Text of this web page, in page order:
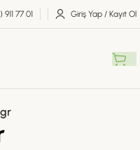
911 77 01 Giriş Yap / Kayıt Ol